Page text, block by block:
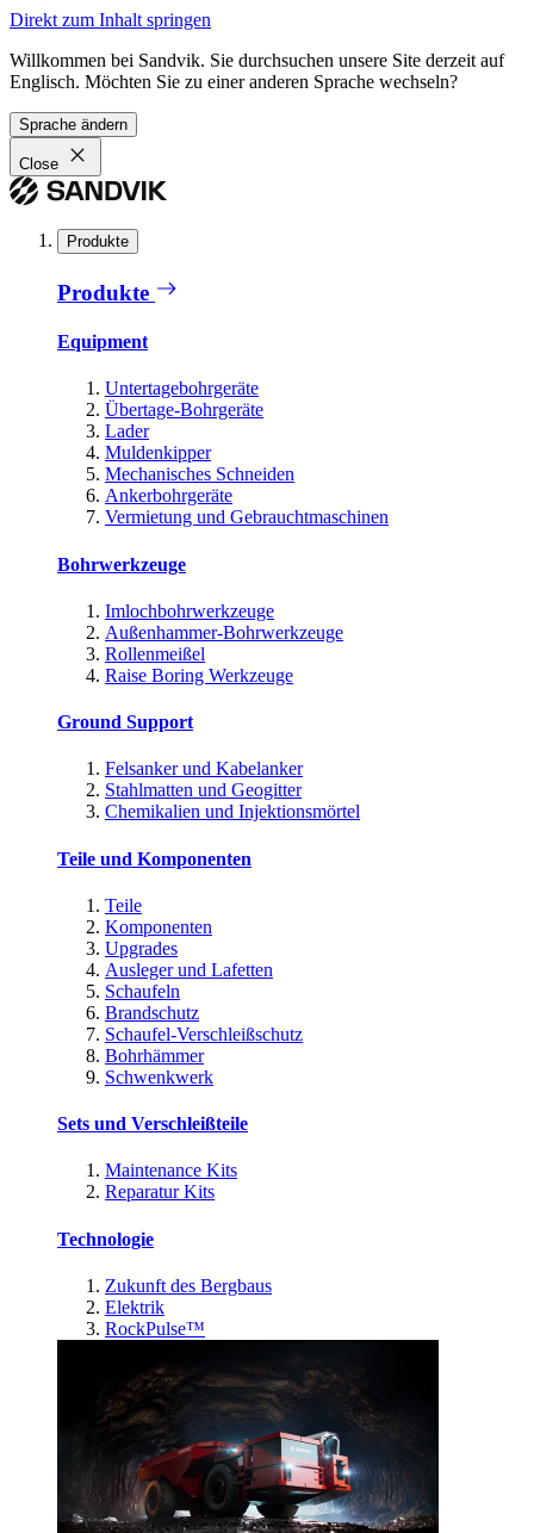
Direkt zum Inhalt springen
Willkommen bei Sandvik. Sie durchsuchen unsere Site derzeit auf
Englisch. Möchten Sie zu einer anderen Sprache wechseln?
Sprache ändern
Close
Produkte
Produkte
Equipment
Untertagebohrgeräte
Übertage-Bohrgeräte
Lader
Muldenkipper
Mechanisches Schneiden
Ankerbohrgeräte
Vermietung und Gebrauchtmaschinen
Bohrwerkzeuge
Imlochbohrwerkzeuge
Außenhammer-Bohrwerkzeuge
Rollenmeißel
Raise Boring Werkzeuge
Ground Support
Felsanker und Kabelanker
Stahlmatten und Geogitter
Chemikalien und Injektionsmörtel
Teile und Komponenten
Teile
Komponenten
Upgrades
Ausleger und Lafetten
Schaufeln
Brandschutz
Schaufel-Verschleißschutz
Bohrhämmer
Schwenkwerk
Sets und Verschleißteile
Maintenance Kits
Reparatur Kits
Technologie
Zukunft des Bergbaus
Elektrik
RockPulse™